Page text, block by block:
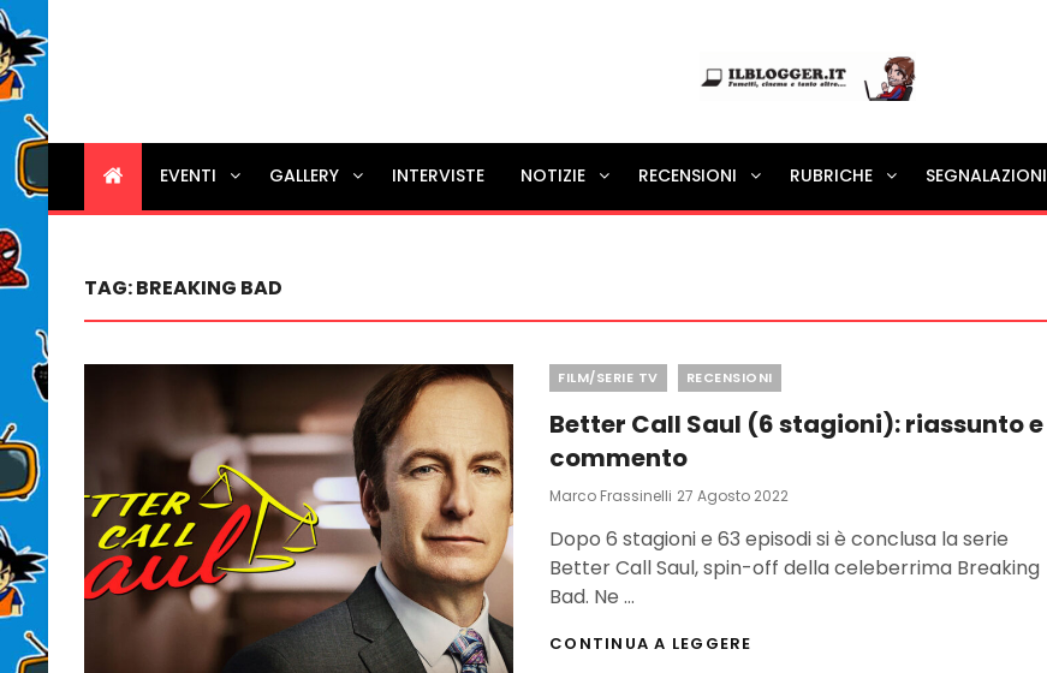
Ilblogger.it
Il portalino di blog |
EVENTI GALLERY INTERVISTE NOTIZIE RECENSIONI RUBRICHE SEGNALAZIONI
TAG:BREAKING BAD
Categories
FILM/SERIE TV RECENSIONI
Better Call Saul (6 stagioni): riassunto e
commento
Marco Frassinelli Posted
27 Agosto 2022
Dopo 6 stagioni e 63 episodi si è conclusa la serie
Better Call Saul, spin-off della celeberrima Breaking
Bad. Ne …
CONTINUA A LEGGERE